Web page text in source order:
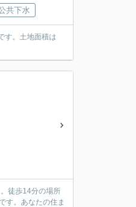
共下水
す。土地面積は
徒歩14分の場所
す。あなたの住ま